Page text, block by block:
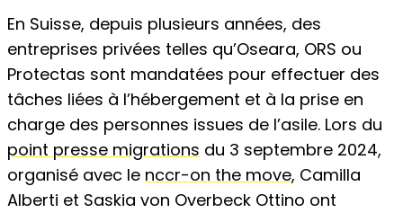
En Suisse, depuis plusieurs années, des
entreprises privées telles qu’Oseara, ORS ou
Protectas sont mandatées pour effectuer des
tâches liées à l’hébergement et à la prise en
charge des personnes issues de l’asile. Lors du
point presse migrations du 3 septembre 2024,
organisé avec le nccr-on the move, Camilla
Alberti et Saskia von Overbeck Ottino ont